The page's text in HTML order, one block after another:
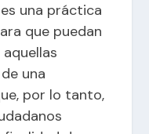
una práctica
que puedan
una
por lo tanto,